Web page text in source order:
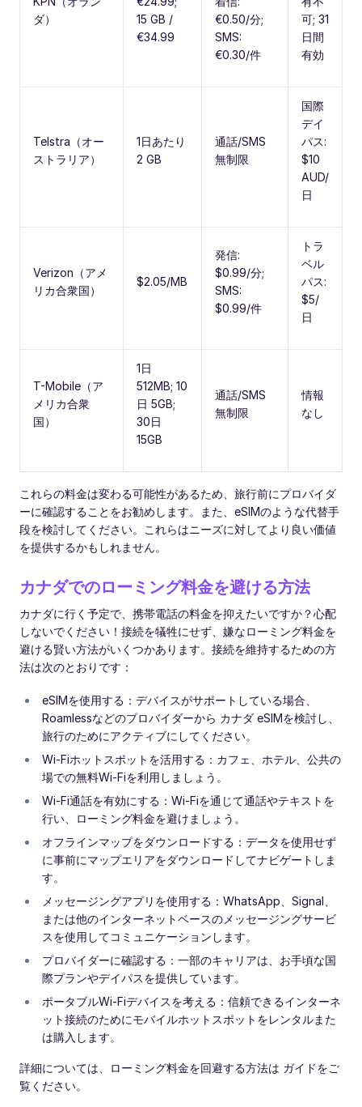
ダ）
15 GB /
€34.99
€0.50/分;
SMS:
€0.30/件
可; 31
日間
有効
Telstra（オー
ストラリア）
1日あたり
2 GB
通話/SMS
無制限
国際
デイ
パス:
$10
AUD/
日
Verizon（アメ
リカ合衆国）
$2.05/MB
発信:
$0.99/分;
SMS:
$0.99/件
トラ
ベル
パス:
$5/
日
T-Mobile（ア
メリカ合衆
国）
1日
512MB; 10
日 5GB;
30日
15GB
通話/SMS
無制限
情報
なし
これらの料金は変わる可能性があるため、旅行前にプロバイダ
ーに確認することをお勧めします。また、eSIMのような代替手
段を検討してください。これらはニーズに対してより良い価値
を提供するかもしれません。
カナダでのローミング料金を避ける方法
カナダに行く予定で、携帯電話の料金を抑えたいですか？心配
しないでください！接続を犠牲にせず、嫌なローミング料金を
避ける賢い方法がいくつかあります。接続を維持するための方
法は次のとおりです：
eSIMを使用する：デバイスがサポートしている場合、
Roamlessなどのプロバイダーから カナダ eSIMを検討し、
旅行のためにアクティブにしてください。
Wi-Fiホットスポットを活用する：カフェ、ホテル、公共の
場での無料Wi-Fiを利用しましょう。
Wi-Fi通話を有効にする：Wi-Fiを通じて通話やテキストを
行い、ローミング料金を避けましょう。
オフラインマップをダウンロードする：データを使用せず
に事前にマップエリアをダウンロードしてナビゲートしま
す。
メッセージングアプリを使用する：WhatsApp、Signal、
または他のインターネットベースのメッセージングサービ
スを使用してコミュニケーションします。
プロバイダーに確認する：一部のキャリアは、お手頃な国
際プランやデイパスを提供しています。
ポータブルWi-Fiデバイスを考える：信頼できるインターネ
ット接続のためにモバイルホットスポットをレンタルまた
は購入します。
詳細については、ローミング料金を回避する方法は ガイドをご
覧ください。